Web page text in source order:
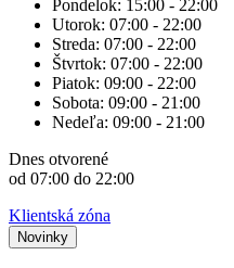
Pondelok: 15:00 - 22:00
Utorok: 07:00 - 22:00
Streda: 07:00 - 22:00
Štvrtok: 07:00 - 22:00
Piatok: 09:00 - 22:00
Sobota: 09:00 - 21:00
Nedeľa: 09:00 - 21:00
Dnes otvorené
od 07:00 do 22:00
Klientská zóna
Novinky